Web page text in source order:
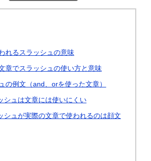
れるスラッシュの意味
章でスラッシュの使い方と意味
の例文（and、orを使った文章）
シュは文章には使いにくい
シュが実際の文章で使われるのは顔文